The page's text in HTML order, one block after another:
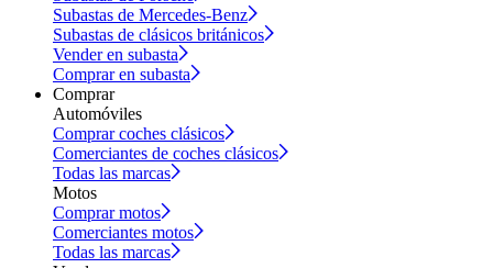
Subastas de Mercedes-Benz
Subastas de clásicos británicos
Vender en subasta
Comprar en subasta
Comprar
Automóviles
Comprar coches clásicos
Comerciantes de coches clásicos
Todas las marcas
Motos
Comprar motos
Comerciantes motos
Todas las marcas